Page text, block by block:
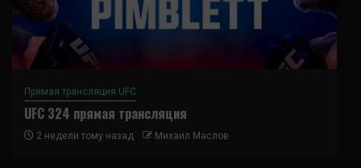
Прямая трансляция UFC
UFC 324 прямая трансляция
2 недели тому назад Михаил Маслов